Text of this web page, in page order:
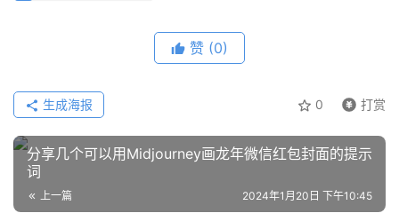
行
业
好
文
登录 注册
赞 (0)
0 打赏
生成海报
分享几个可以用Midjourney画龙年微信红包封面的提示
词
上一篇 2024年1月20日 下午10:45